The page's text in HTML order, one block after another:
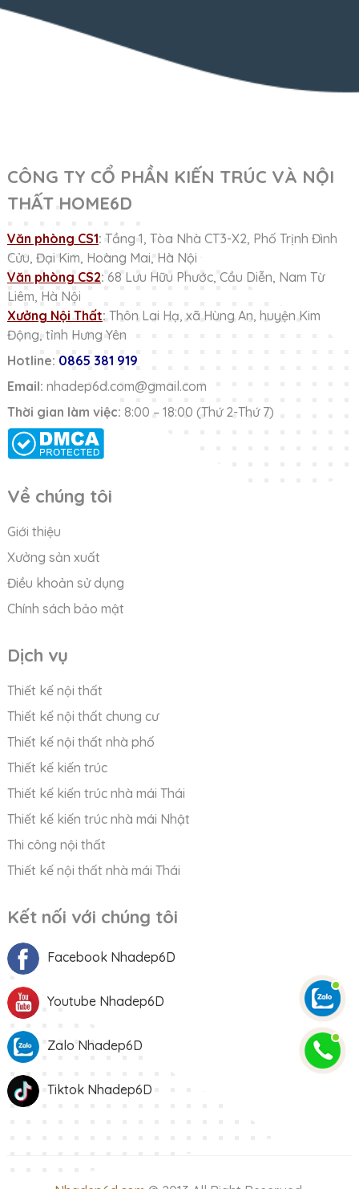
CÔNG TY CỔ PHẦN KIẾN TRÚC VÀ NỘI
THẤT HOME6D
Văn phòng CS1: Tầng 1, Tòa Nhà CT3-X2, Phố Trịnh Đình
Cửu, Đại Kim, Hoàng Mai, Hà Nội
Văn phòng CS2: 68 Lưu Hữu Phước, Cầu Diễn, Nam Từ
Liêm, Hà Nội
Xưởng Nội Thất: Thôn Lai Hạ, xã Hùng An, huyện Kim
Động, tỉnh Hưng Yên
Hotline: 0865 381 919
Email: nhadep6d.com@gmail.com
Thời gian làm việc: 8:00 – 18:00 (Thứ 2-Thứ 7)
Về chúng tôi
Giới thiệu
Xưởng sản xuất
Điều khoản sử dụng
Chính sách bảo mật
Dịch vụ
Thiết kế nội thất
Thiết kế nội thất chung cư
Thiết kế nội thất nhà phố
Thiết kế kiến trúc
Thiết kế kiến trúc nhà mái Thái
Thiết kế kiến trúc nhà mái Nhật
Thi công nội thất
Thiết kế nội thất nhà mái Thái
Kết nối với chúng tôi
Facebook Nhadep6D
Youtube Nhadep6D
Zalo Nhadep6D
Tiktok Nhadep6D